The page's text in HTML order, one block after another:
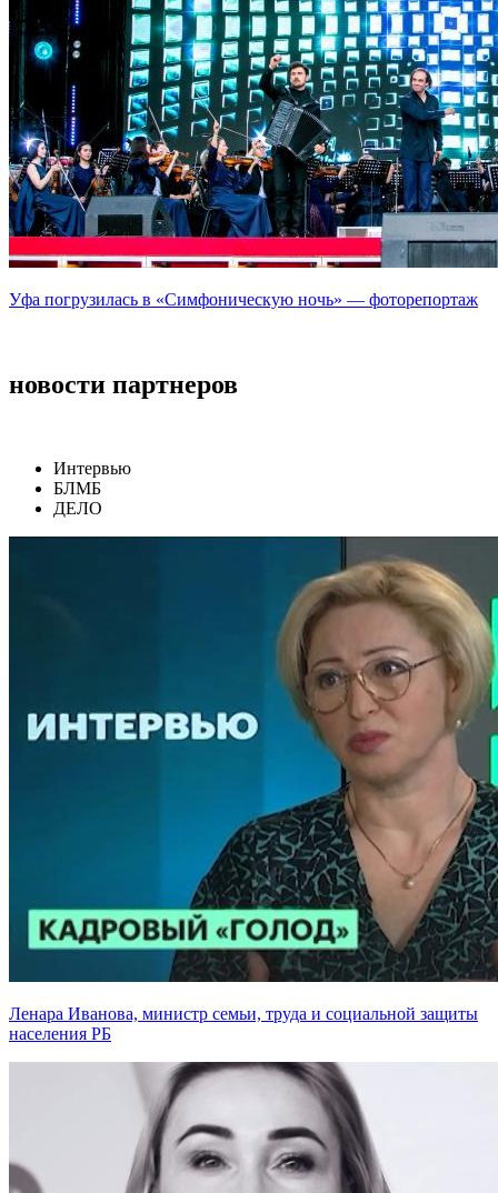
Уфа погрузилась в «Симфоническую ночь» — фоторепортаж
новости партнеров
Интервью
БЛМБ
ДЕЛО
Ленара Иванова, министр семьи, труда и социальной защиты
населения РБ